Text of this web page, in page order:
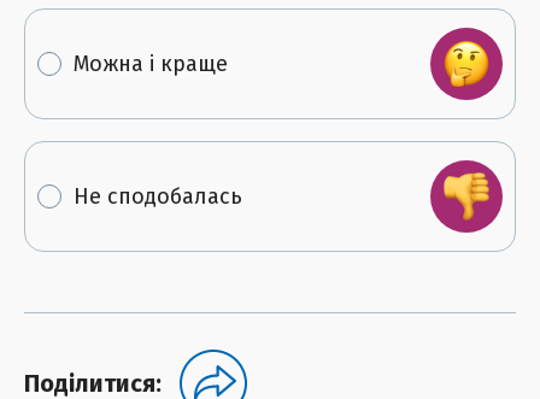
Можна і краще
Не сподобалась
Поділитися: